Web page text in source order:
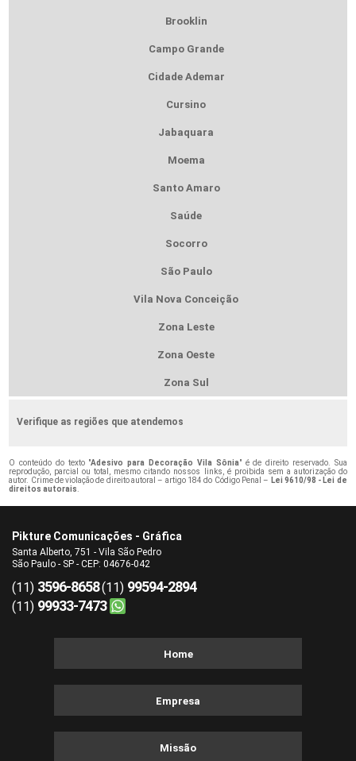
Brooklin
Campo Grande
Cidade Ademar
Cursino
Jabaquara
Moema
Santo Amaro
Saúde
Socorro
São Paulo
Vila Nova Conceição
Zona Leste
Zona Oeste
Zona Sul
Verifique as regiões que atendemos
O conteúdo do texto "Adesivo para Decoração Vila Sônia" é de direito reservado. Sua
reprodução, parcial ou total, mesmo citando nossos links, é proibida sem a autorização do
autor. Crime de violação de direito autoral – artigo 184 do Código Penal – Lei 9610/98 - Lei de
direitos autorais
Pikture Comunicações - Gráfica
Santa Alberto, 751 - Vila São Pedro
São Paulo - SP - CEP: 04676-042
(11) 3596-8658(11) 99594-2894
(11) 99933-7473
Home
Empresa
Missão